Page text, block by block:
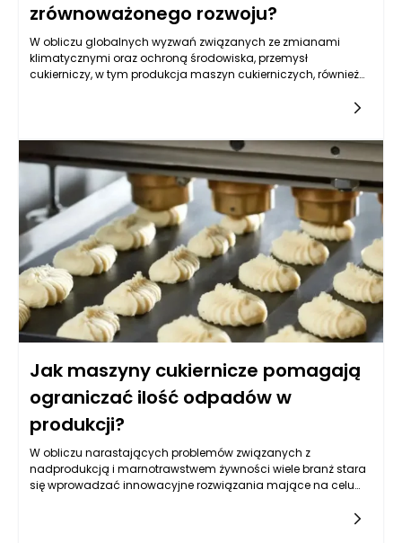
zrównoważonego rozwoju?
W obliczu globalnych wyzwań związanych ze zmianami
klimatycznymi oraz ochroną środowiska, przemysł
cukierniczy, w tym produkcja maszyn cukierniczych, również
efektywność produkcji, ale również minimalizują negatywny
wpływ na otoczenie. W produkcji maszyn cukierniczych i
piekarniczych coraz częściej stosuje się materiały, które
pozwalają na oszczędność energii, recykling oraz
zmniejszenie emisji zanieczyszczeń. Przykłady takich
materiałów obejmują stal nierdzewną, aluminium, kompozyty
oraz bioplastiki, które mają różne właściwości i zastosowania.
Jak maszyny cukiernicze pomagają
ograniczać ilość odpadów w
produkcji?
W obliczu narastających problemów związanych z
nadprodukcją i marnotrawstwem żywności wiele branż stara
się wprowadzać innowacyjne rozwiązania mające na celu